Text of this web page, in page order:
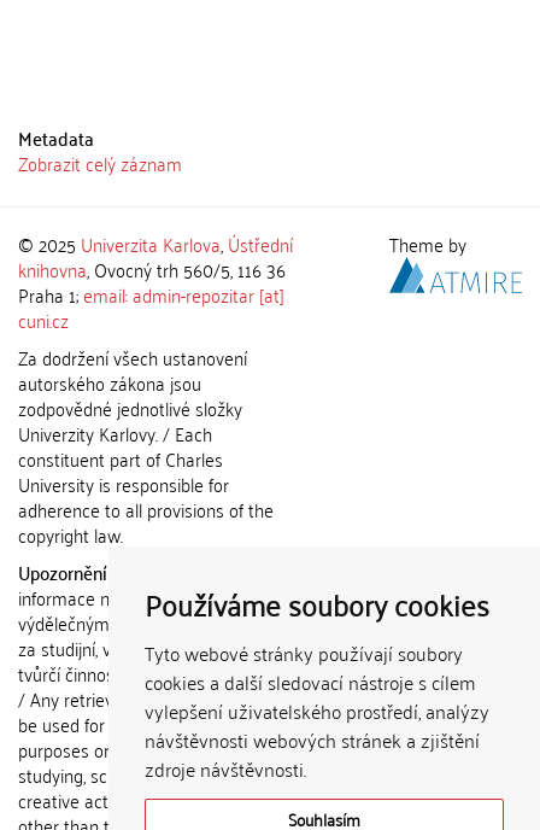
Používáme soubory cookies
Tyto webové stránky používají soubory
cookies a další sledovací nástroje s cílem
vylepšení uživatelského prostředí, analýzy
návštěvnosti webových stránek a zjištění
zdroje návštěvnosti.
Souhlasím
Metadata
Zobrazit celý záznam
© 2025 Univerzita Karlova,Ústřední
knihovna, Ovocný trh 560/5, 116 36
Praha 1;email: admin-repozitar [at]
cuni.cz
Za dodržení všech ustanovení
autorského zákona jsou
zodpovědné jednotlivé složky
Univerzity Karlovy. / Each
constituent part of Charles
University is responsible for
adherence to all provisions of the
copyright law.
Upozornění / Notice:
informace nemohou být použity k
výdělečným účelům nebo vydávány
za studijní, vědeckou nebo jinou
tvůrčí činnost jiné osoby než autora.
/ Any retrieved information shall not
be used for any commercial
purposes or claimed as results of
studying, scientific or any other
creative activities of any person
Theme by